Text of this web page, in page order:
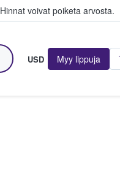
Hinnat voivat poiketa arvosta.
USD Myy lippuja